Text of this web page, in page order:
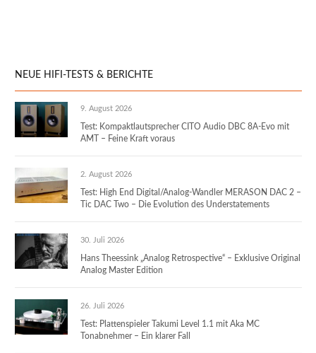
NEUE HIFI-TESTS & BERICHTE
9. August 2026
Test: Kompaktlautsprecher CITO Audio DBC 8A-Evo mit
AMT – Feine Kraft voraus
2. August 2026
Test: High End Digital/Analog-Wandler MERASON DAC 2 –
Tic DAC Two – Die Evolution des Understatements
30. Juli 2026
Hans Theessink „Analog Retrospective“ – Exklusive Original
Analog Master Edition
26. Juli 2026
Test: Plattenspieler Takumi Level 1.1 mit Aka MC
Tonabnehmer – Ein klarer Fall